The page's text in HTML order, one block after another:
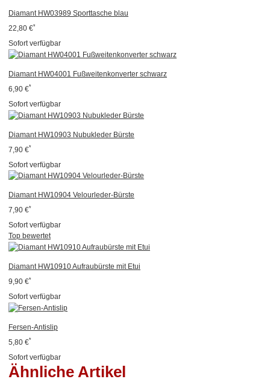
Diamant HW03989 Sporttasche blau
22,80 €*
Sofort verfügbar
Diamant HW04001 Fußweitenkonverter schwarz
6,90 €*
Sofort verfügbar
Diamant HW10903 Nubukleder Bürste
7,90 €*
Sofort verfügbar
Diamant HW10904 Velourleder-Bürste
7,90 €*
Sofort verfügbar
Top bewertet
Diamant HW10910 Aufraubürste mit Etui
9,90 €*
Sofort verfügbar
Fersen-Antislip
5,80 €*
Sofort verfügbar
Ähnliche Artikel